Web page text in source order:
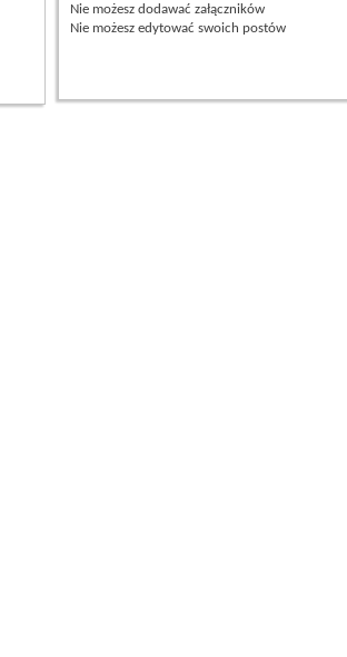
Nie możeszdodawać załączników
Nie możeszedytować swoich postów